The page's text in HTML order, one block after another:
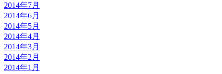
2014年7月
2014年6月
2014年5月
2014年4月
2014年3月
2014年2月
2014年1月